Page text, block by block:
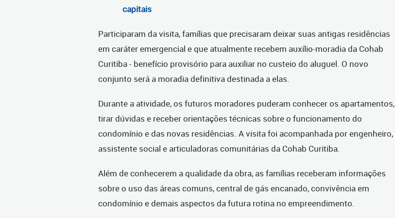
capitais
Participaram da visita, famílias que precisaram deixar suas antigas residências
em caráter emergencial e que atualmente recebem auxílio-moradia da Cohab
Curitiba - benefício provisório para auxiliar no custeio do aluguel. O novo
conjunto será a moradia definitiva destinada a elas.
Durante a atividade, os futuros moradores puderam conhecer os apartamentos,
tirar dúvidas e receber orientações técnicas sobre o funcionamento do
condomínio e das novas residências. A visita foi acompanhada por engenheiro,
assistente social e articuladoras comunitárias da Cohab Curitiba.
Além de conhecerem a qualidade da obra, as famílias receberam informações
sobre o uso das áreas comuns, central de gás encanado, convivência em
condomínio e demais aspectos da futura rotina no empreendimento.